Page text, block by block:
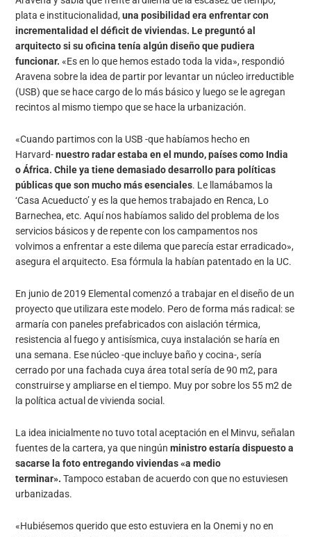
plata e institucionalidad,una posibilidad era enfrentar con
incrementalidad el déficit de viviendas. Le preguntó al
arquitecto si su oficina tenía algún diseño que pudiera
funcionar. «Es en lo que hemos estado toda la vida», respondió
Aravena sobre la idea de partir por levantar un núcleo irreductible
(USB) que se hace cargo de lo más básico y luego se le agregan
recintos al mismo tiempo que se hace la urbanización.
«Cuando partimos con la USB -que habíamos hecho en
Harvard-nuestro radar estaba en el mundo, países como India
o África. Chile ya tiene demasiado desarrollo para políticas
públicas que son mucho más esenciales. Le llamábamos la
‘Casa Acueducto’ y es la que hemos trabajado en Renca, Lo
Barnechea, etc. Aquí nos habíamos salido del problema de los
servicios básicos y de repente con los campamentos nos
volvimos a enfrentar a este dilema que parecía estar erradicado»,
asegura el arquitecto. Esa fórmula la habían patentado en la UC.
En junio de 2019 Elemental comenzó a trabajar en el diseño de un
proyecto que utilizara este modelo. Pero de forma más radical: se
armaría con paneles prefabricados con aislación térmica,
resistencia al fuego y antisísmica, cuya instalación se haría en
una semana. Ese núcleo -que incluye baño y cocina-, sería
cerrado por una fachada cuya área total sería de 90 m2, para
construirse y ampliarse en el tiempo. Muy por sobre los 55 m2 de
la política actual de vivienda social.
La idea inicialmente no tuvo total aceptación en el Minvu, señalan
fuentes de la cartera, ya que ningúnministro estaría dispuesto a
sacarse la foto entregando viviendas «a medio
terminar». Tampoco estaban de acuerdo con que no estuviesen
urbanizadas.
«Hubiésemos querido que esto estuviera en la Onemi y no en